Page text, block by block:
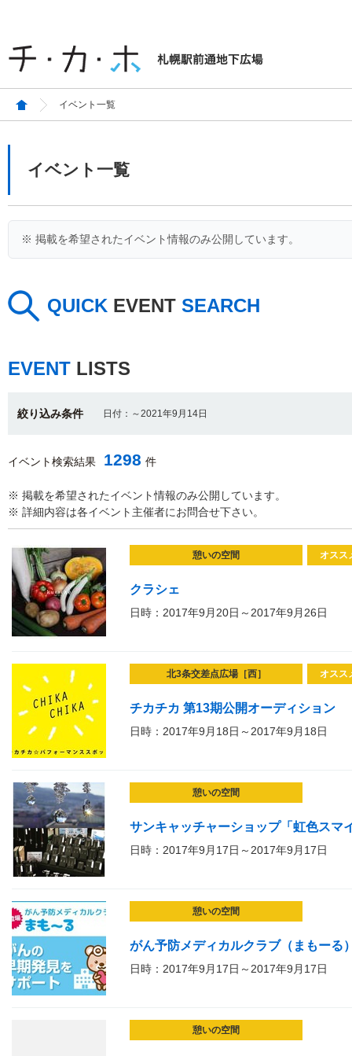
イベント一覧
イベント一覧
※ 掲載を希望されたイベント情報のみ公開しています。
QUICK EVENT SEARCH
EVENT LISTS
絞り込み条件 日付：～2021年9月14日
イベント検索結果 1298 件
※ 掲載を希望されたイベント情報のみ公開しています。
※ 詳細内容は各イベント主催者にお問合せ下さい。
憩いの空間 オスス
クラシェ
日時：2017年9月20日～2017年9月26日
北3条交差点広場［西］ オスス
チカチカ 第13期公開オーディション
日時：2017年9月18日～2017年9月18日
憩いの空間
サンキャッチャーショップ「虹色スマ
日時：2017年9月17日～2017年9月17日
憩いの空間
がん予防メディカルクラブ（まもーる
日時：2017年9月17日～2017年9月17日
憩いの空間